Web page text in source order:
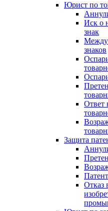
Юрист по
Иск о
знак
знаков
Ответ
Защита
Отказ